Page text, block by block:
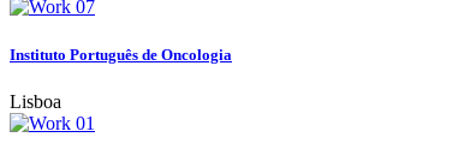
Instituto Português de Oncologia
Lisboa